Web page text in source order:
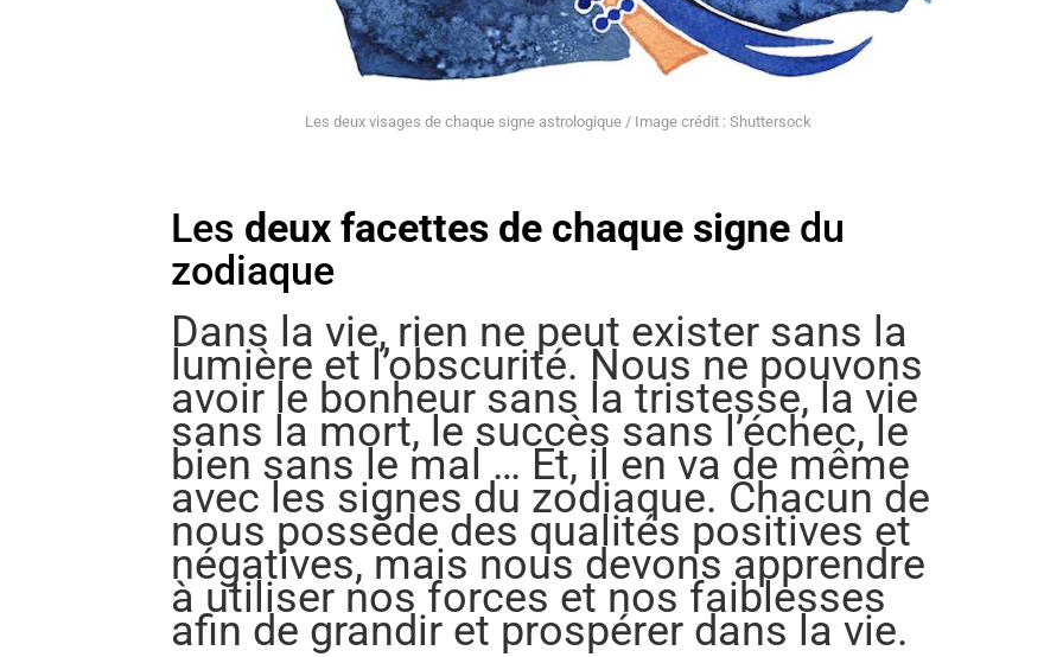
Les deux visages de chaque signe astrologique / Image crédit : Shuttersock
Les deux facettes de chaque signe du
zodiaque
Dans la vie, rien ne peut exister sans la
lumière et l’obscurité. Nous ne pouvons
avoir le bonheur sans la tristesse, la vie
sans la mort, le succès sans l’échec, le
bien sans le mal … Et, il en va de même
avec les signes du zodiaque. Chacun de
nous possède des qualités positives et
négatives, mais nous devons apprendre
à utiliser nos forces et nos faiblesses
afin de grandir et prospérer dans la vie.